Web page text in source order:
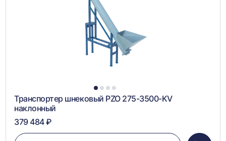
1 2 3 4
Транспортер шнековый PZO 275-3500-KV
наклонный
379 484 ₽